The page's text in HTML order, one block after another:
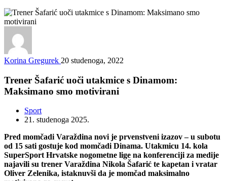
Korina Gregurek 20 studenoga, 2022
Trener Šafarić uoči utakmice s Dinamom:
Maksimano smo motivirani
Sport
21. studenoga 2025.
Pred momčadi Varaždina novi je prvenstveni izazov – u subotu
od 15 sati gostuje kod momčadi Dinama. Utakmicu 14. kola
SuperSport Hrvatske nogometne lige na konferenciji za medije
najavili su trener Varaždina Nikola Šafarić te kapetan i vratar
Oliver Zelenika, istaknuvši da je momčad maksimalno